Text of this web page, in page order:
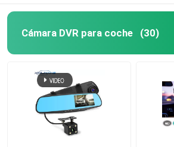
Cámara DVR para coche (30)